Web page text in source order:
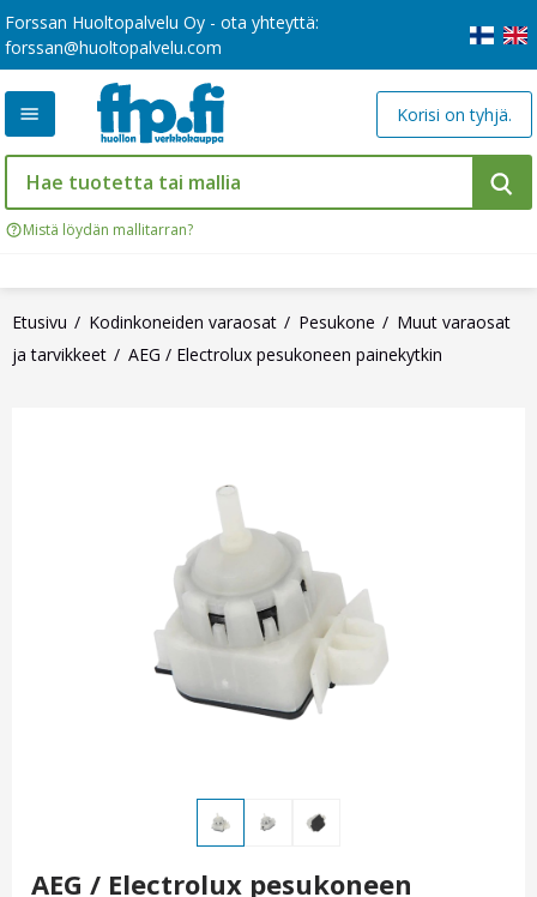
Forssan Huoltopalvelu Oy - ota yhteyttä:
forssan@huoltopalvelu.com
Mistä löydän mallitarran?
Korisi on tyhjä.
Etusivu Kodinkoneiden varaosat Pesukone
Muut varaosat
ja tarvikkeet
AEG / Electrolux pesukoneen painekytkin
AEG / Electrolux pesukoneen